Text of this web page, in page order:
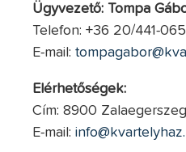
Ügyvezető: Tompa
Telefon: +36 20/441-
E-mail:
Elérhetőségek:
Cím: 8900
E-mail: